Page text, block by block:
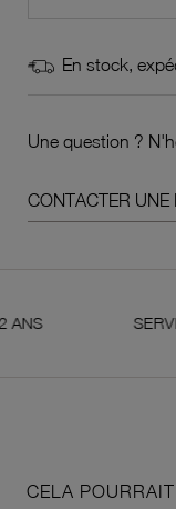
En stock,
Une question ?
CONTACTER UNE
SERVICES
CELA